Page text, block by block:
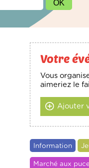
Votre
Vous
aimeriez le
Ajouter
Information
Marché aux